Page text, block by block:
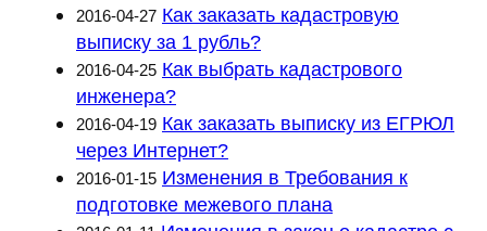
2016-04-27 Как заказать кадастровую
выписку за 1 рубль?
2016-04-25 Как выбрать кадастрового
инженера?
2016-04-19 Как заказать выписку из ЕГРЮЛ
через Интернет?
2016-01-15 Изменения в Требования к
подготовке межевого плана